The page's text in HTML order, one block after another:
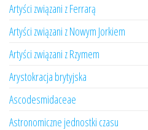
Artyści związani z Ferrarą
Artyści związani z Nowym Jorkiem
Artyści związani z Rzymem
Arystokracja brytyjska
Ascodesmidaceae
Astronomiczne jednostki czasu